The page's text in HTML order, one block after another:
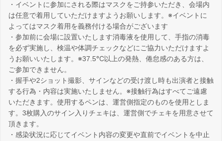
・イベントに参加にされる際はマスクをご持参いただき、会場内
は任意で着用していただけますようお願いします。※イベントに
よってはマスク着用を義務付ける場合がございます
・参加前に会場に設置いたします消毒液を使用して、手指の消毒
を必ず実施し、検温や体調チェックなどにご協力いただけますよ
うお願いいたします。※37.5℃以上の発熱、倦怠感のある方は、
ご参加できません。
・握手や2ショット撮影、サインなどの受け渡し時も出演者と接触
する行為・内容は実施いたしません。※接触行為はすべてご遠慮
いただきます。使用するペンは、運営側指定のものを使用としま
す。3枚購入のサイン入りチェキは、運営側でチェキを用意させて
頂きます。
・感染状況に応じてイベント内容の変更や直前でイベントを中止